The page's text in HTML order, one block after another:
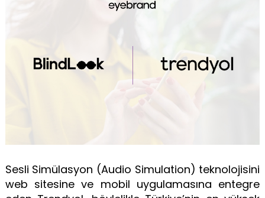
Sesli Simülasyon (Audio Simulation) teknolojisini
web sitesine ve mobil uygulamasına entegre